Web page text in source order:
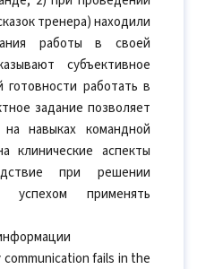
тренера) находили
работы в своей
субъективное
работать в
задание позволяет
на навыках командной
клинические аспекты
при решении
успехом применять
communication fails in the